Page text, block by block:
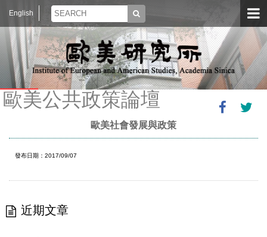
English
歐美公共政策論壇
歐美社會發展與政策
發布日期：2017/09/07
近期文章